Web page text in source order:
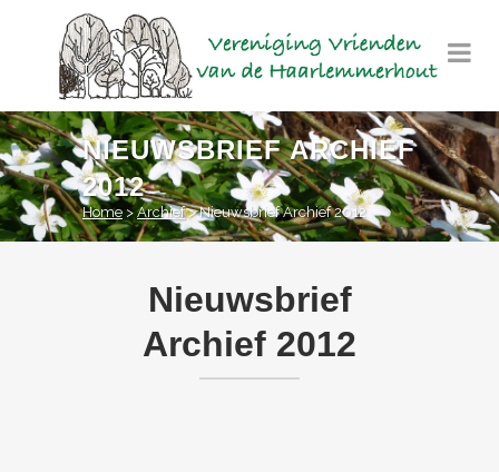
NIEUWSBRIEF ARCHIEF
2012
Home > Archief>Nieuwsbrief Archief 2012
Nieuwsbrief
Archief 2012